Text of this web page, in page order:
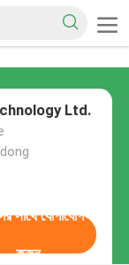
Ltd.
সাথে যোগাযোগ
করুন